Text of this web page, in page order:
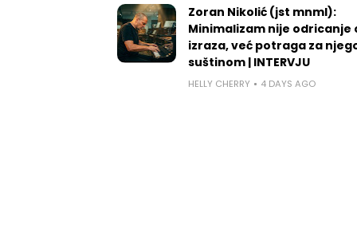
Zoran Nikolić (jst mnml):
Minimalizam nije odricanje
izraza, već potraga za
suštinom | INTERVJU
HELLY CHERRY 4 DAYS AGO